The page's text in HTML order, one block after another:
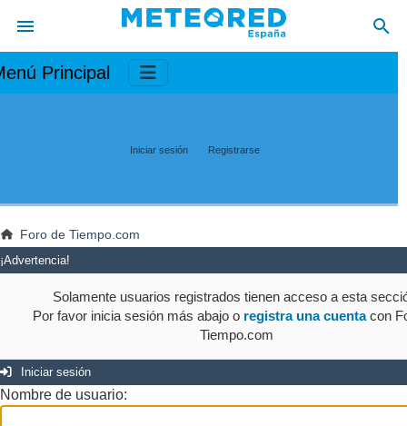
Principal
Iniciar sesión Registrarse
Foro de Tiempo.com
¡Advertencia!
Solamente usuarios registrados tienen acceso a esta
Por favor inicia sesión más abajo o registra una cuentacon
Tiempo.com
Iniciar sesión
Nombre de usuario: